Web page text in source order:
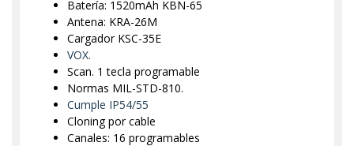
Batería: 1520mAh KBN-65
Antena: KRA-26M
Cargador KSC-35E
VOX.
Scan. 1 tecla programable
Normas MIL-STD-810.
Cumple IP54/55
Cloning por cable
Canales: 16 programables